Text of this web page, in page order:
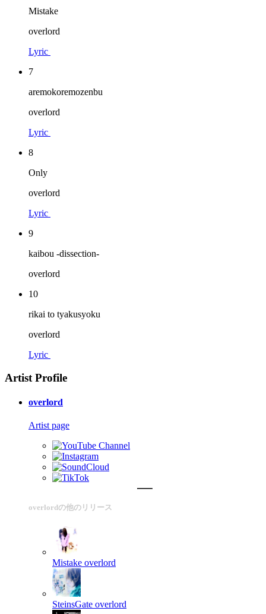
Mistake
overlord
Lyric
7
aremokoremozenbu
overlord
Lyric
8
Only
overlord
Lyric
9
kaibou -dissection-
overlord
10
rikai to tyakusyoku
overlord
Lyric
Artist Profile
overlord
Artist page
overlordの他のリリース
Mistake overlord
SteinsGate overlord